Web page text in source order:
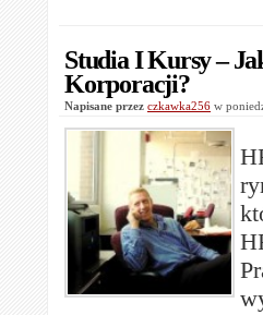
Studia I Kursy –
Korporacji?
Napisane przez czkawka256 w